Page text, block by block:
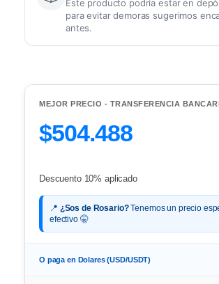
Este producto podría estar en
para evitar demoras sugerimos
antes.
MEJOR PRECIO - TRANSFERENCIA
$504.488
Descuento 10% aplicado
📍 ¿Sos de Rosario?Tenemos un precio
efectivo 🤫
O paga en Dolares (USD/USDT)